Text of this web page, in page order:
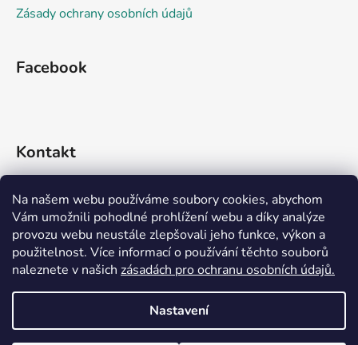
Na našem webu používáme soubory cookies, abychom
Vám umožnili pohodlné prohlížení webu a díky analýze
provozu webu neustále zlepšovali jeho funkce, výkon a
použitelnost. Více informací o používání těchto souborů
naleznete v našich zásadách pro ochranu osobních údajů.
Nastavení
Zásady ochrany osobních údajů
Facebook
Kontakt
info@rideko.cz
+420 721 360 992